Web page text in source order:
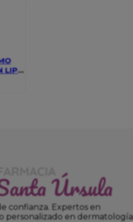
LIP
confianza. Expertos en
personalizado en dermatología